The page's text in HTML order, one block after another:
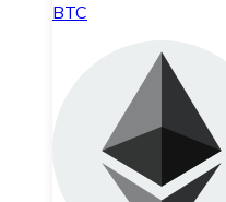
BTC